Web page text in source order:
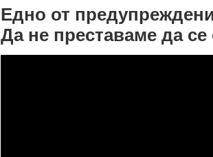
Едно от
Да не преставаме да